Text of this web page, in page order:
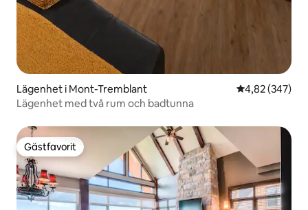
Lägenhet i Mont-Tremblant 4,82 av 5 i
4,82 (347)
Lägenhet med två rum och badtunna
Gästfavorit
Gästfavorit